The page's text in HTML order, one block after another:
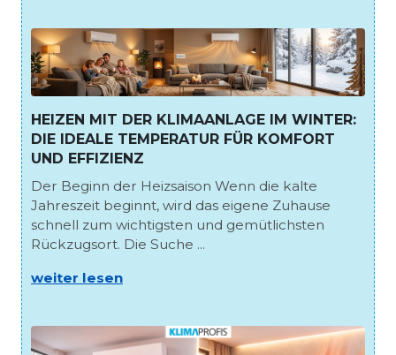
HEIZEN MIT DER KLIMAANLAGE IM WINTER:
DIE IDEALE TEMPERATUR FÜR KOMFORT
UND EFFIZIENZ
Der Beginn der Heizsaison Wenn die kalte
Jahreszeit beginnt, wird das eigene Zuhause
schnell zum wichtigsten und gemütlichsten
Rückzugsort. Die Suche ...
weiter lesen